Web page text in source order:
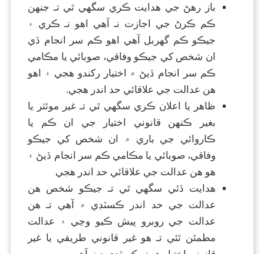
باز رهڻ جي هدايت ڪري سگھي ٿي تـ جنهن
ڪم ڪرڻ جي اجازت نـ آهي اهو نـ ڪري ۽
جيڪو ڪم گھربل آهي اهو ڪم سر انجام ڏي
ان شخص کي جيڪو وفاقي، صوبائي يا مڪامي
ڪم سر انجام ڏيڻ ۾ اختيار رکندو هجي ۽ اهو
هن عدالت جي علاقائي حد اندر هجي.
ظاهر يا اعلان ڪري سگھي ٿي تـ غير موئثر يا
بغير ڪنهن قانوني اختيار جي ان ڪم يا
ڪاروائي جي باري ۾ ان شخص کي جيڪو
وفاقي، صوبائي يا مڪامي ڪم سر انجام ڏيڻ ۽
هو هن عدالت جي علاقائي حد اندر هجي
هدايت ڏئي سگھي ٿي تـ جيڪو شخص هن
عدالت جي حد اندر ڪسٽڊي ۾ آهي تـ هن
عدالت جي روبرو پيش ڪيو وڃي ۽ عدالت
مطمئن ٿئي تـ هو غير قانوني طريقي يا غير